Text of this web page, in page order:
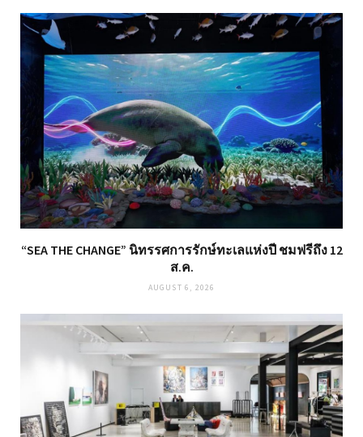
“SEA THE CHANGE” นิทรรศการรักษ์ทะเลแห่งปี ชมฟรีถึง 12
ส.ค.
AUGUST 6, 2026